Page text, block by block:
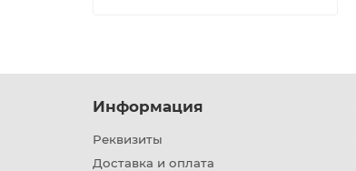
Информация
Реквизиты
Доставка и оплата